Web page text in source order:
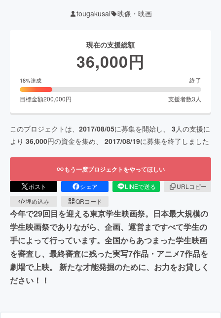
tougakusai 映像・映画
現在の支援総額
36,000円
18%達成 終了
目標金額200,000円 支援者数3 人
このプロジェクトは、 2017/08/05に募集を開始し、 3人の支援に
より 36,000円の資金を集め、 2017/08/19に募集を終了しました
もう一度プロジェクトをやってほしい
ポスト シェア LINEで送る
URLコピー
埋め込み
QRコード
今年で29回目を迎える東京学生映画祭。日本最大規模の
学生映画祭でありながら、企画、運営まですべて学生の
手によって行っています。全国からあつまった学生映画
を審査し、最終審査に残った実写7作品・アニメ7作品を
劇場で上映。 新たな才能発掘のために、お力をお貸しく
ださい！！